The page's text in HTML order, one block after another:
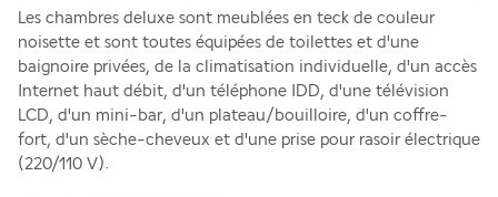
Les chambres deluxe sont meublées en teck de couleur
noisette et sont toutes équipées de toilettes et d'une
baignoire privées, de la climatisation individuelle, d'un accès
Internet haut débit, d'un téléphone IDD, d'une télévision
LCD, d'un mini-bar, d'un plateau/bouilloire, d'un coffre-
fort, d'un sèche-cheveux et d'une prise pour rasoir électrique
(220/110 V).